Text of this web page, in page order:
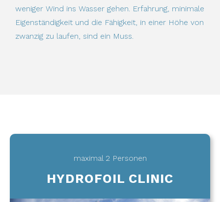
weniger Wind ins Wasser gehen. Erfahrung, minimale
Eigenständigkeit und die Fähigkeit, in einer Höhe von
zwanzig zu laufen, sind ein Muss.
maximal 2 Personen
HYDROFOIL CLINIC